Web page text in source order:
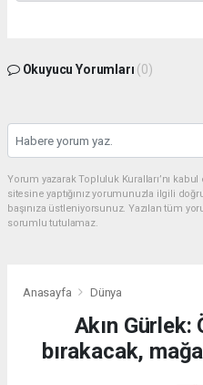
Okuyucu Yorumları (0)
Yorum yazarak Topluluk Kuralları’nı
sitesine yaptığınız yorumunuzla ilgili
başınıza üstleniyorsunuz. Yazılan tüm
sorumlu tutulamaz.
Anasayfa Dünya
Akın Gürlek:
bırakacak,